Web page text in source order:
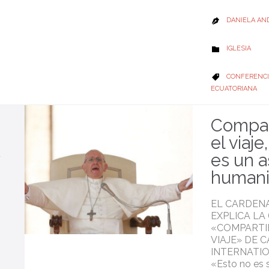
 DANIELA
 CATEGORY
IGLESIA
 CATEGORY
ECUATORIANA
el
es un
EL
EXPLICA
VIAJE» DE
«Esto no es